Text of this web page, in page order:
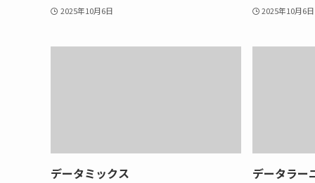
2025年10月6日 2025年10月6日
データミックス データラー